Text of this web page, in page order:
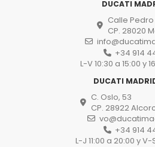
DUCATI
Calle Pedro
CP. 28020
+34 914
L-V 10:30 a 15:00 y
DUCATI
C. Oslo, 53
CP. 28922
+34 914
L-J 11:00 a 20:00 y V-